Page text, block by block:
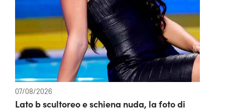
07/08/2026
Lato b scultoreo e schiena nuda, la foto di